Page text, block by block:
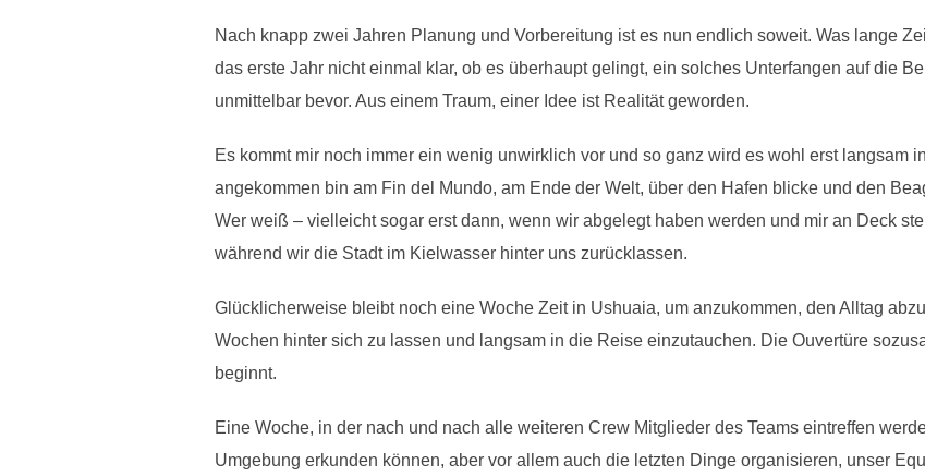
Nach knapp zwei Jahren Planung und Vorbereitung ist es nun endlich soweit. Was lange
das erste Jahr nicht einmal klar, ob es überhaupt gelingt, ein solches Unterfangen auf die
unmittelbar bevor. Aus einem Traum, einer Idee ist Realität geworden.
Es kommt mir noch immer ein wenig unwirklich vor und so ganz wird es wohl erst langsam
angekommen bin am Fin del Mundo, am Ende der Welt, über den Hafen blicke und den
Wer weiß – vielleicht sogar erst dann, wenn wir abgelegt haben werden und mir an Deck
während wir die Stadt im Kielwasser hinter uns zurücklassen.
Glücklicherweise bleibt noch eine Woche Zeit in Ushuaia, um anzukommen, den Alltag
Wochen hinter sich zu lassen und langsam in die Reise einzutauchen. Die Ouvertüre
beginnt.
Eine Woche, in der nach und nach alle weiteren Crew Mitglieder des Teams eintreffen
Umgebung erkunden können, aber vor allem auch die letzten Dinge organisieren, unser